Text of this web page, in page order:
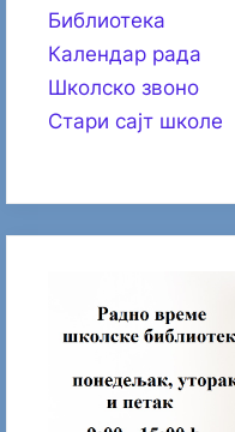
Библиотека
Календар рада
Школско звоно
Стари сајт школе